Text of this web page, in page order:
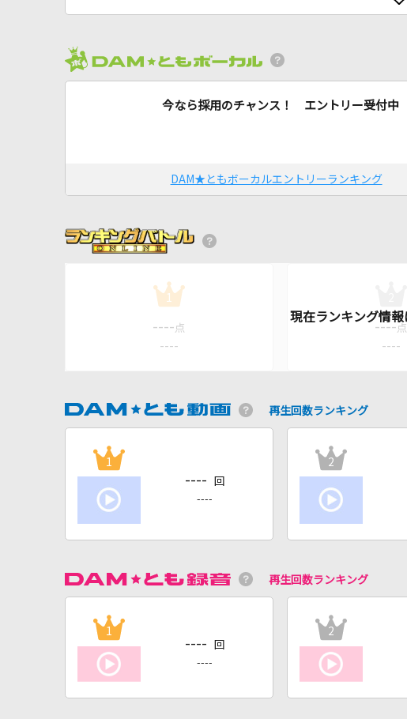
今なら採用のチャンス！ エントリー受付中
DAM★ともボーカルエントリーランキング
1
---- 点
----
---- 点
----
再生回数ランキング
1
---- 回
----
2
再生回数ランキング
1
---- 回
----
2